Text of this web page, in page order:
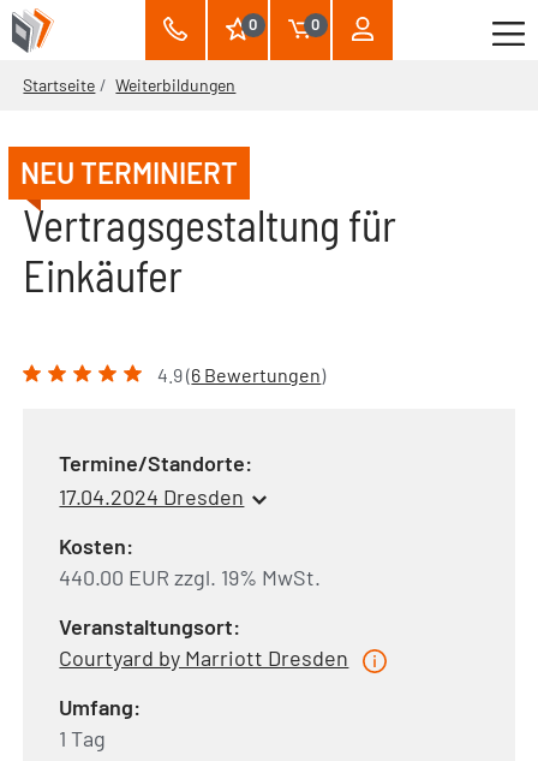
0 0
Startseite Weiterbildungen
NEU TERMINIERT
Vertragsgestaltung für
Einkäufer
4.9 (6 Bewertungen)
Termine/Standorte:
17.04.2024 Dresden
Kosten:
440.00 EUR zzgl. 19% MwSt.
Veranstaltungsort:
Courtyard by Marriott Dresden
Umfang:
1 Tag